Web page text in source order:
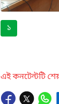
১
এই কনটেন্টটি